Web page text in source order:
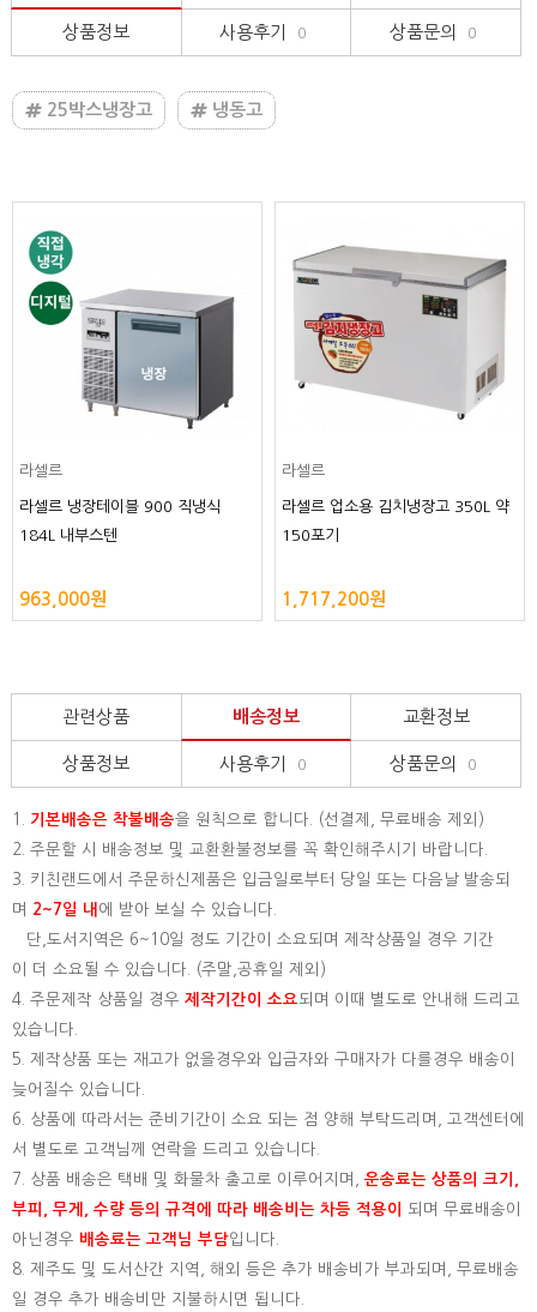
상품정보 사용후기 0 상품문의 0
25박스냉장고 냉동고
라셀르
라셀르 냉장테이블 900 직냉식
184L 내부스텐
963,000원
라셀르
라셀르 업소용 김치냉장고 350L 약
150포기
1,717,200원
관련상품 배송정보 교환정보
상품정보 사용후기 0 상품문의 0
1. 기본배송은 착불배송을 원칙으로 합니다. (선결제, 무료배송 제외)
2. 주문할 시 배송정보 및 교환환불정보를 꼭 확인해주시기 바랍니다.
3. 키친랜드에서 주문하신제품은 입금일로부터 당일 또는 다음날 발송되
며
2~7일 내 에 받아 보실 수 있습니다.
단,도서지역은 6~10일 정도 기간이 소요되며 제작상품일 경우 기간
이 더 소요될 수 있습니다. (주말,공휴일 제외)
4. 주문제작 상품일 경우 제작기간이 소요되며 이때 별도로 안내해 드리고
있습니다.
5. 제작상품 또는 재고가 없을경우와 입금자와 구매자가 다를경우 배송이
늦어질수 있습니다.
6. 상품에 따라서는 준비기간이 소요 되는 점 양해 부탁드리며, 고객센터에
서 별도로 고객님께 연락을 드리고 있습니다.
7. 상품 배송은 택배 및 화물차 출고로 이루어지며, 운송료는 상품의 크기,
부피, 무게, 수량 등의 규격에 따라 배송비는 차등 적용이
되며 무료배송이
아닌경우 배송료는 고객님 부담입니다.
8. 제주도 및 도서산간 지역, 해외 등은 추가 배송비가 부과되며, 무료배송
일 경우 추가 배송비만 지불하시면 됩니다.